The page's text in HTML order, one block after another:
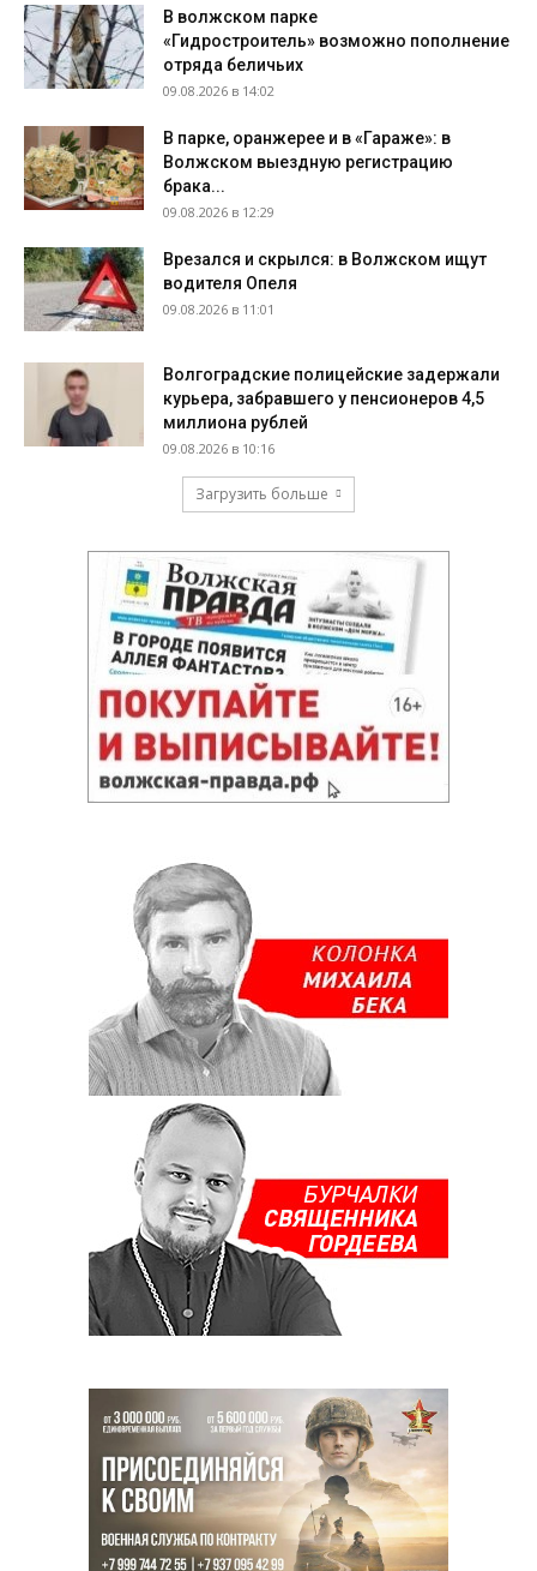
В волжском парке
«Гидростроитель» возможно пополнение
отряда беличьих
09.08.2026 в 14:02
В парке, оранжерее и в «Гараже»: в
Волжском выездную регистрацию
брака...
09.08.2026 в 12:29
Врезался и скрылся: в Волжском ищут
водителя Опеля
09.08.2026 в 11:01
Волгоградские полицейские задержали
курьера, забравшего у пенсионеров 4,5
миллиона рублей
09.08.2026 в 10:16
Загрузить больше